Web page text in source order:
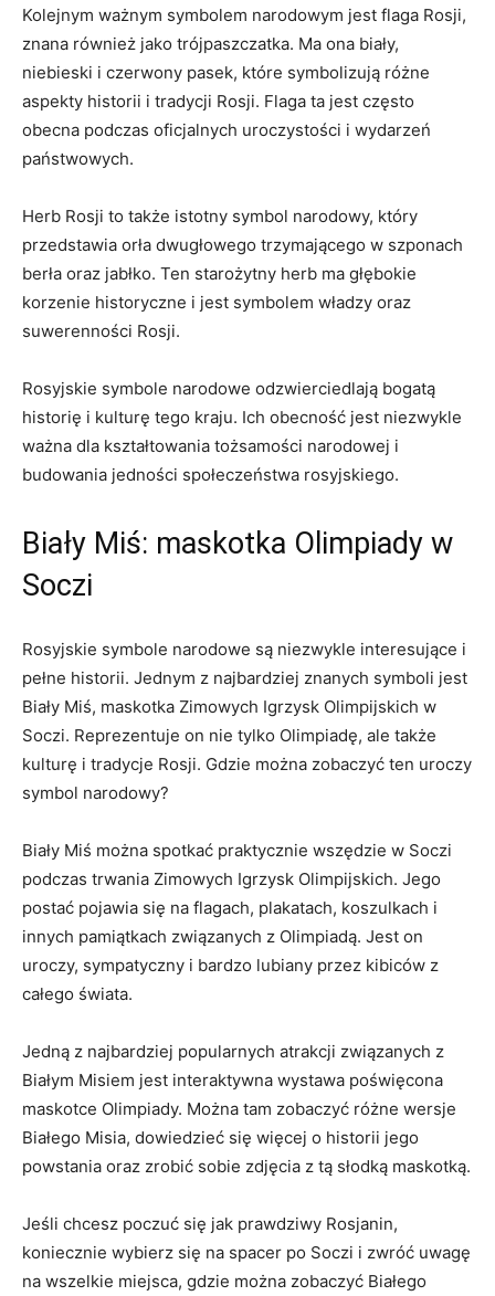
Kolejnym ważnym symbolem narodowym jest flaga⁢ Rosji,
⁣znana również jako trójpaszczatka. ⁢Ma ona ​biały,⁣
niebieski i ‌czerwony pasek, które ⁤symbolizują różne
aspekty historii i tradycji Rosji. Flaga ta jest często⁤
obecna podczas oficjalnych uroczystości i ⁣wydarzeń
państwowych.
Herb ‍Rosji to ‌także istotny symbol ⁣narodowy, który
przedstawia ⁣orła⁢ dwugłowego trzymającego⁢ w szponach
berła oraz⁤ jabłko. Ten starożytny herb ma głębokie‌
korzenie⁢ historyczne i jest symbolem‌ władzy⁤ oraz
⁣suwerenności Rosji.
Rosyjskie symbole narodowe odzwierciedlają​ bogatą
historię i kulturę tego⁤ kraju.⁣ Ich obecność jest niezwykle⁢
ważna ‍dla kształtowania tożsamości narodowej​ i
budowania jedności społeczeństwa rosyjskiego.
Biały Miś: maskotka Olimpiady w
Soczi
Rosyjskie symbole narodowe⁤ są niezwykle interesujące ⁣i
pełne historii. Jednym z najbardziej znanych symboli‌ jest
Biały ‌Miś, maskotka Zimowych Igrzysk ‌Olimpijskich w
⁣Soczi. Reprezentuje on ‍nie⁤ tylko ⁤Olimpiadę, ale także
kulturę i tradycje ‌Rosji.​ Gdzie można zobaczyć ten uroczy
symbol narodowy?
Biały Miś⁤ można spotkać praktycznie wszędzie w Soczi
podczas ⁤trwania Zimowych Igrzysk Olimpijskich. ⁣Jego
postać ‌pojawia się na flagach, plakatach, koszulkach i
innych pamiątkach związanych z Olimpiadą. Jest on
uroczy, sympatyczny i ⁢bardzo ⁣lubiany przez kibiców z
całego świata.
Jedną z ⁢najbardziej popularnych atrakcji związanych z
Białym Misiem ‌jest interaktywna wystawa poświęcona
maskotce⁣ Olimpiady.⁣ Można tam zobaczyć różne wersje‌
Białego Misia, dowiedzieć się więcej o historii jego
powstania oraz zrobić sobie zdjęcia ‍z tą‍ słodką maskotką.
Jeśli chcesz​ poczuć się jak prawdziwy⁣ Rosjanin,
koniecznie wybierz się na ⁤spacer po Soczi i zwróć uwagę⁣
na wszelkie miejsca, gdzie można zobaczyć Białego